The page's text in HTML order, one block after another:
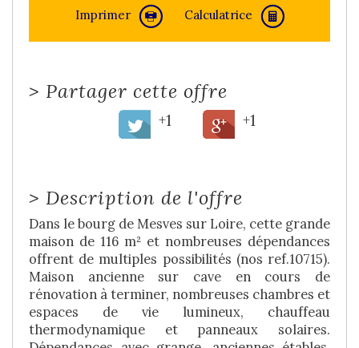
Imprimer Calculatrice
> Partager cette offre
+1 +1
> Description de l'offre
Dans le bourg de Mesves sur Loire, cette grande
maison de 116 m² et nombreuses dépendances
offrent de multiples possibilités (nos ref.10715).
Maison ancienne sur cave en cours de
rénovation à terminer, nombreuses chambres et
espaces de vie lumineux, chauffeau
thermodynamique et panneaux solaires.